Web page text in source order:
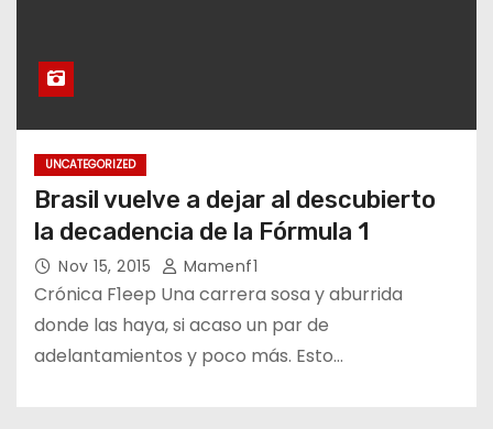
UNCATEGORIZED
Brasil vuelve a dejar al descubierto
la decadencia de la Fórmula 1
Nov 15, 2015 Mamenf1
Crónica F1eep Una carrera sosa y aburrida
donde las haya, si acaso un par de
adelantamientos y poco más. Esto…